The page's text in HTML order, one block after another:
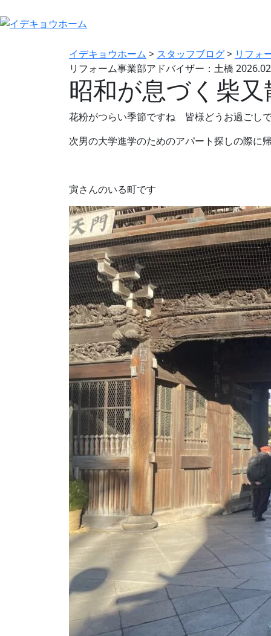
イデキョウホーム > スタッフブログ> リフォ
リフォーム事業部アドバイザー：土橋
昭和が息づく柴
花粉がつらい季節ですね 皆様どうお過ごし
次男の大学進学のためのアパート探しの際に
寅さんのいる町です